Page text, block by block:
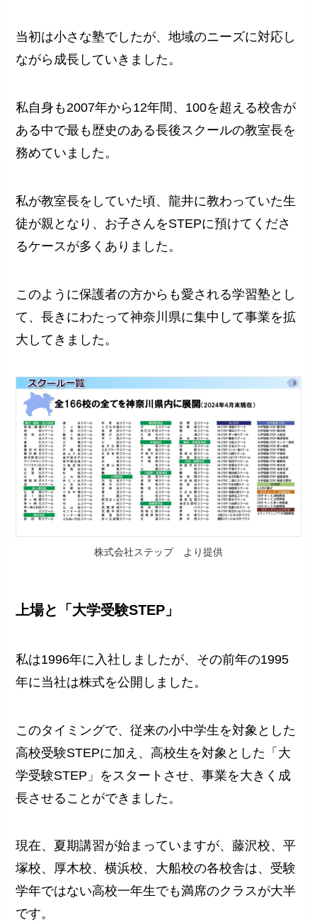
当初は小さな塾でしたが、地域のニーズに対応し
ながら成長していきました。
私自身も2007年から12年間、100を超える校舎が
ある中で最も歴史のある長後スクールの教室長を
務めていました。
私が教室長をしていた頃、龍井に教わっていた生
徒が親となり、お子さんをSTEPに預けてくださ
るケースが多くありました。
このように保護者の方からも愛される学習塾とし
て、長きにわたって神奈川県に集中して事業を拡
大してきました。
株式会社ステップ より提供
上場と「大学受験STEP」
私は1996年に入社しましたが、その前年の1995
年に当社は株式を公開しました。
このタイミングで、従来の小中学生を対象とした
高校受験STEPに加え、高校生を対象とした「大
学受験STEP」をスタートさせ、事業を大きく成
長させることができました。
現在、夏期講習が始まっていますが、藤沢校、平
塚校、厚木校、横浜校、大船校の各校舎は、受験
学年ではない高校一年生でも満席のクラスが大半
です。